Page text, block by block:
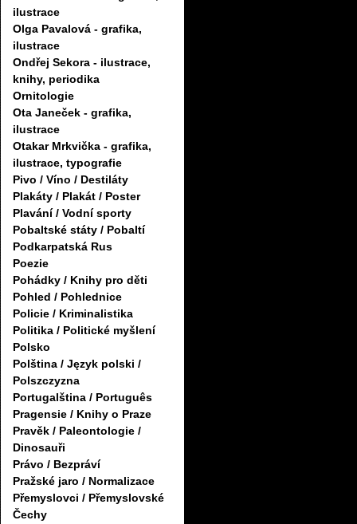
ilustrace
Olga Pavalová - grafika,
ilustrace
Ondřej Sekora - ilustrace,
knihy, periodika
Ornitologie
Ota Janeček - grafika,
ilustrace
Otakar Mrkvička - grafika,
ilustrace, typografie
Pivo / Víno / Destiláty
Plakáty / Plakát / Poster
Plavání / Vodní sporty
Pobaltské státy / Pobaltí
Podkarpatská Rus
Poezie
Pohádky / Knihy pro děti
Pohled / Pohlednice
Policie / Kriminalistika
Politika / Politické myšlení
Polsko
Polština / Język polski /
Polszczyzna
Portugalština / Português
Pragensie / Knihy o Praze
Pravěk / Paleontologie /
Dinosauři
Právo / Bezpráví
Pražské jaro / Normalizace
Přemyslovci / Přemyslovské
Čechy